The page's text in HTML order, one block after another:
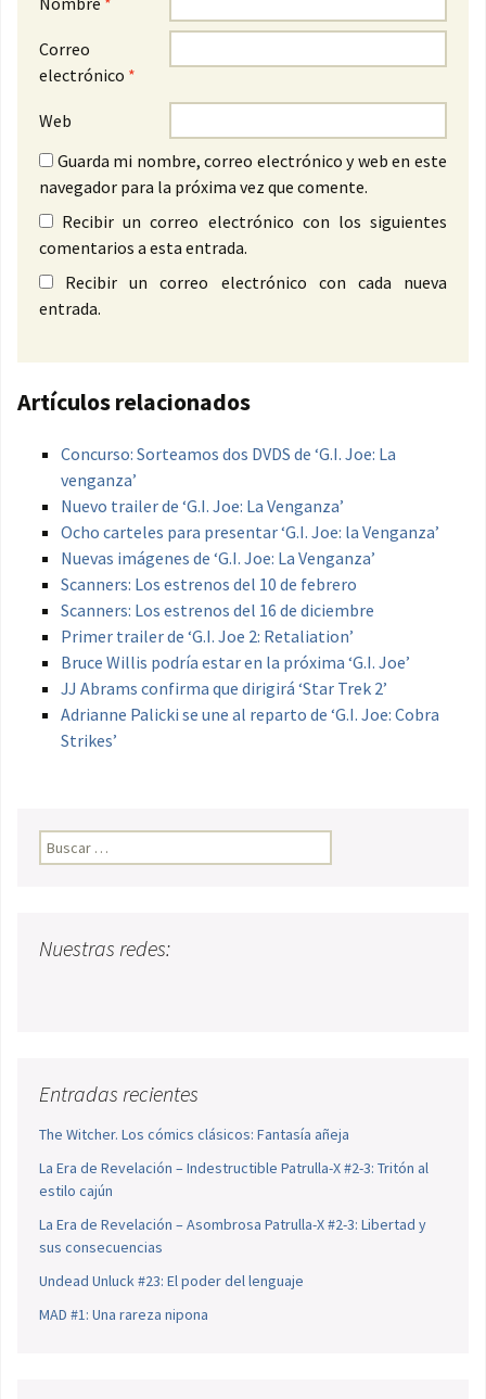
Correo
electrónico *
Web
Guarda mi nombre, correo electrónico y web en este
navegador para la próxima vez que comente.
Recibir un correo electrónico con los siguientes
comentarios a esta entrada.
Recibir un correo electrónico con cada nueva
entrada.
Artículos relacionados
Concurso: Sorteamos dos DVDS de ‘G.I. Joe: La
venganza’
Nuevo trailer de ‘G.I. Joe: La Venganza’
Ocho carteles para presentar ‘G.I. Joe: la Venganza’
Nuevas imágenes de ‘G.I. Joe: La Venganza’
Scanners: Los estrenos del 10 de febrero
Scanners: Los estrenos del 16 de diciembre
Primer trailer de ‘G.I. Joe 2: Retaliation’
Bruce Willis podría estar en la próxima ‘G.I. Joe’
JJ Abrams confirma que dirigirá ‘Star Trek 2’
Adrianne Palicki se une al reparto de ‘G.I. Joe: Cobra
Strikes’
Buscar:
Nuestras redes:
Entradas recientes
The Witcher. Los cómics clásicos: Fantasía añeja
La Era de Revelación – Indestructible Patrulla-X #2-3: Tritón al
estilo cajún
La Era de Revelación – Asombrosa Patrulla-X #2-3: Libertad y
sus consecuencias
Undead Unluck #23: El poder del lenguaje
MAD #1: Una rareza nipona